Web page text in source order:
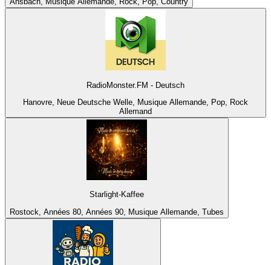
RadioMonster.FM - Deutsch
Hanovre, Neue Deutsche Welle, Musique Allemande, Pop, Rock
Allemand
Starlight-Kaffee
Rostock, Années 80, Années 90, Musique Allemande, Tubes